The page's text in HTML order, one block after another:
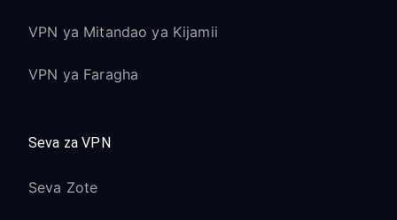
VPN ya Mitandao ya Kijamii
VPN ya Faragha
Seva za VPN
Seva Zote